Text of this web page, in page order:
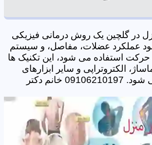
در گلچین یک روش درمانی فیزیکی
عملکرد عضلات، مفاصل، و سیستم
استفاده می شود، این تکنیک ها
الکتروتراپی و سایر ابزارهای
فیزیک درمانی می شود. 09106210197 خانم دکتر